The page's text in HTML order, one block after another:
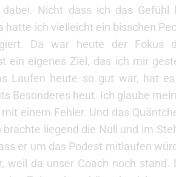
Nicht dass ich das Gefühl
hatte ich vielleicht ein bisschen
Da war heute der Fokus
ein eigenes Ziel, das ich mir
Laufen heute so gut war, hat
Besonderes heut. Ich glaube
einem Fehler. Und das
brachte liegend die Null und im
er um das Podest mitlaufen
weil da unser Coach noch